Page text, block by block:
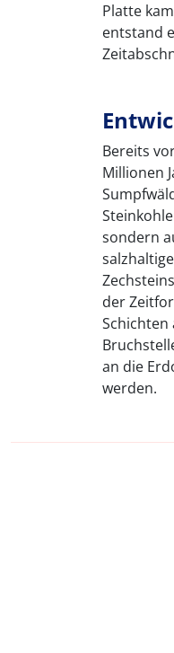
Platte
entstand
Bereits
Millionen
sondern
der
Schichten
an die
werden.